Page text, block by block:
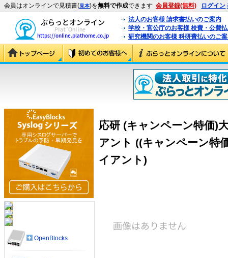
会員はオンラインで見積書(見本)を無料で作成できます 会員登録(無料) ログイン
法人のお客様 請求書払いのご案内
学校・官公庁のお客様 校費・公費
研究機関のお客様 科研費払いのご
応研 (キャンペーン特価)
アント ((キャンペーン特
イアント)
OpenBlocks